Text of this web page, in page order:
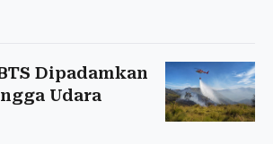
Dipadamkan
Udara